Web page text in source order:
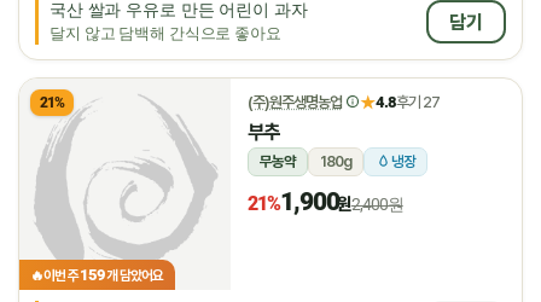
국산 쌀과 우유로 만든 어린이 과자
달지 않고 담백해 간식으로 좋아요
담기
21%
🔥이번 주159개 담았어요
(주)원주생명농업 ★4.8후기 27
부추
무농약 180g 냉장
21%1,900원2,400원